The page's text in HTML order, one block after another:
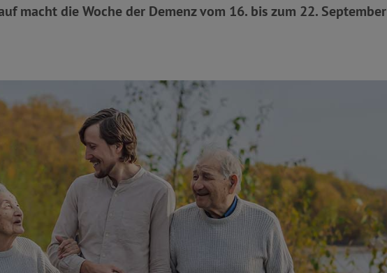
macht die Woche der Demenz vom 16. bis zum 22. September